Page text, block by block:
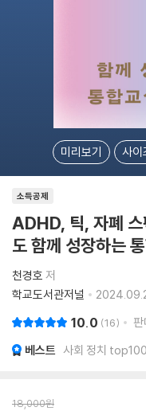
미리보기 사이
소득공제
ADHD, 틱, 자폐
도 함께 성장하는
천경호 저
학교도서관저널
10.0 16 판
베스트 사회 정치
18,000원